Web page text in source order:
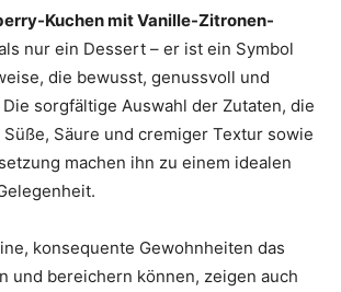
Kuchen mit Vanille-Zitronen-
nur ein Dessert – er ist ein Symbol
die bewusst, genussvoll und
sorgfältige Auswahl der Zutaten, die
Süße, Säure und cremiger Textur sowie
machen ihn zu einem idealen
konsequente Gewohnheiten das
und bereichern können, zeigen auch